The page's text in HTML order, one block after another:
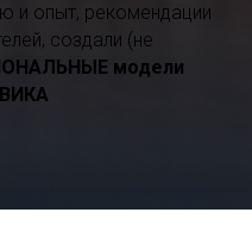
и опыт, рекомендации
создали (не
модели